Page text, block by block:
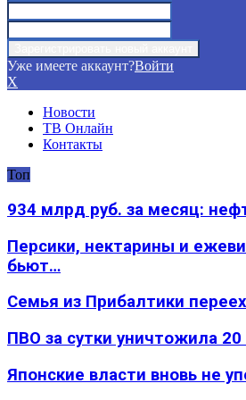
Уже имеете аккаунт?Войти
X
Новости
ТВ Онлайн
Контакты
Топ
934 млрд руб. за месяц:
Персики, нектарины и
бьют…
Семья из Прибалтики
ПВО за сутки уничтожила
Японские власти вновь не